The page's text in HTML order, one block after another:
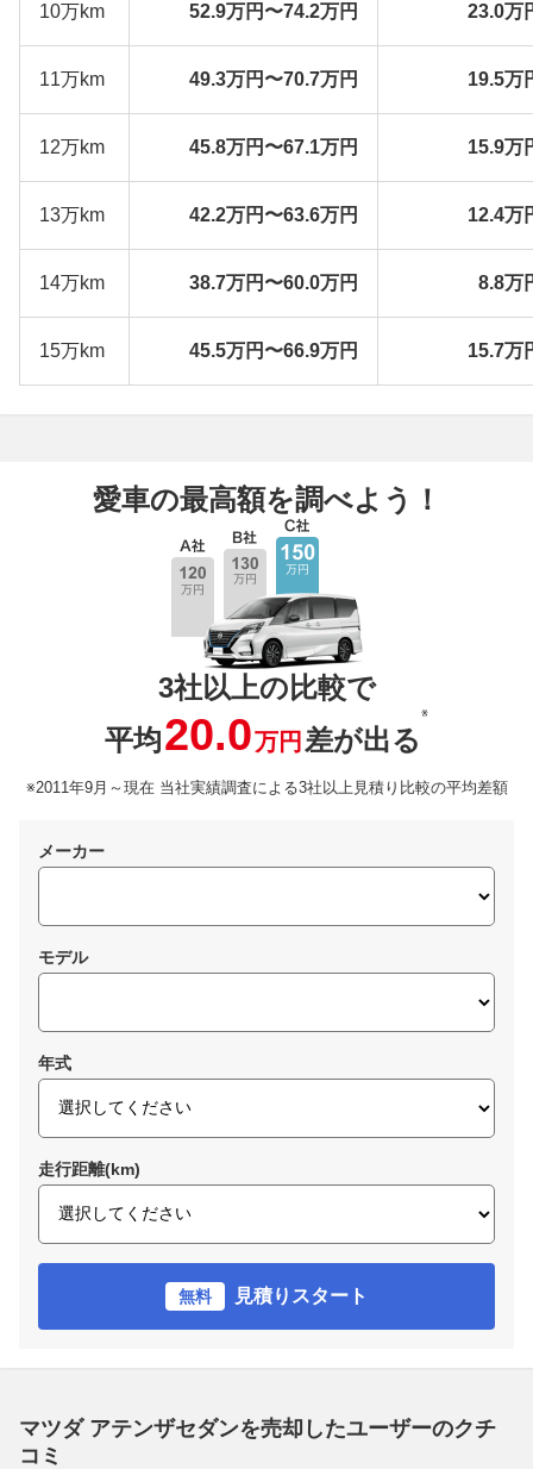
10万km 52.9万円〜74.2万円 23.0万
11万km 49.3万円〜70.7万円 19.5万
12万km 45.8万円〜67.1万円 15.9万
13万km 42.2万円〜63.6万円 12.4万
14万km 38.7万円〜60.0万円 8.8万
15万km 45.5万円〜66.9万円 15.7万
愛車の最高額を調べよう！
3社以上の比較で
平均20.0万円 差が出る
※
※2011年9月～現在 当社実績調査による3社以上見積り比較の平均差額
メーカー
モデル
年式
走行距離(km)
無料 見積りスタート
マツダ アテンザセダンを売却したユーザーのクチ
コミ